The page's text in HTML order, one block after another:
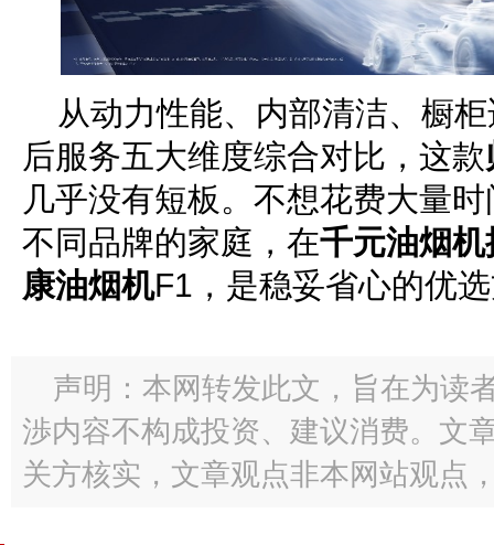
从动力性能、内部清洁、橱
后服务五大维度综合对比，这款
几乎没有短板。不想花费大量
不同品牌的家庭，在千元油烟机
康油烟机F1，是稳妥省心的优
声明：本网转发此文，旨在为读
渉内容不构成投资、建议消费。文
关方核实，文章观点非本网站观点